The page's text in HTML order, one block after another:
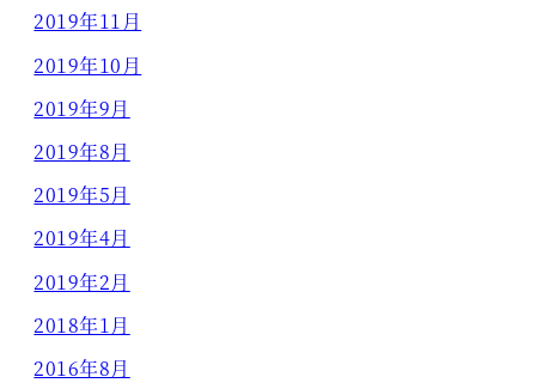
2019年11月
2019年10月
2019年9月
2019年8月
2019年5月
2019年4月
2019年2月
2018年1月
2016年8月